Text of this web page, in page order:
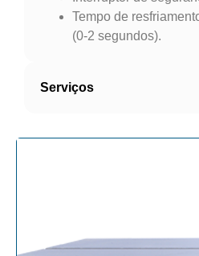
Tempo de
(0-2 segundos).
Serviços